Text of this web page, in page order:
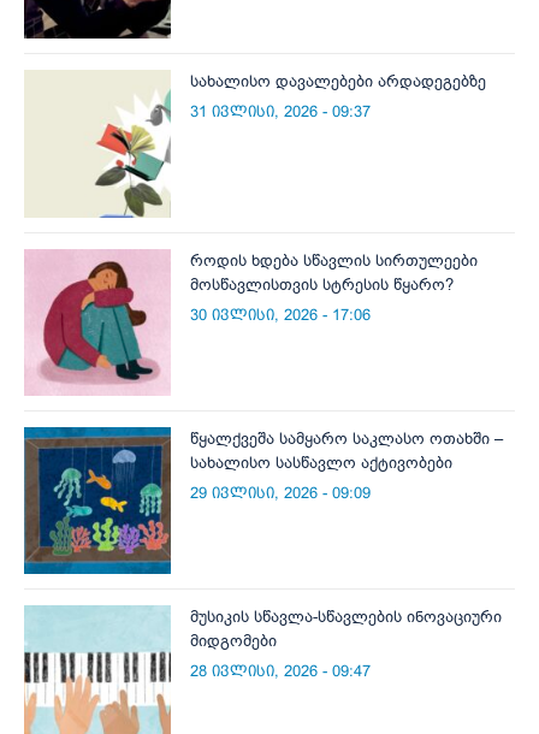
სახალისო დავალებები არდადეგებზე
31 ივლისი, 2026 - 09:37
როდის ხდება სწავლის სირთულეები
მოსწავლისთვის სტრესის წყარო?
30 ივლისი, 2026 - 17:06
წყალქვეშა სამყარო საკლასო ოთახში –
სახალისო სასწავლო აქტივობები
29 ივლისი, 2026 - 09:09
მუსიკის სწავლა-სწავლების ინოვაციური
მიდგომები
28 ივლისი, 2026 - 09:47